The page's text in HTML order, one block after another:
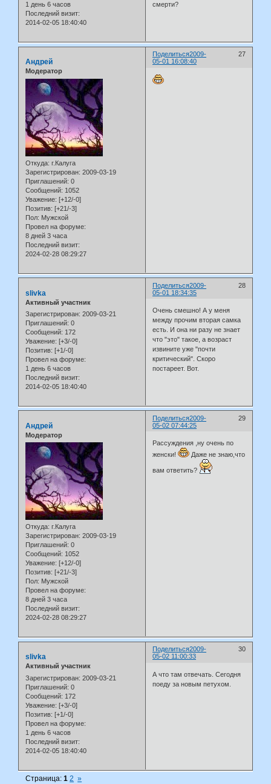
1 день 6 часов
Последний визит:
2014-02-05 18:40:40
смерти?
Поделиться 27
2009-
05-01 16:08:40
Андрей
Модератор
Откуда: г.Калуга
Зарегистрирован: 2009-03-19
Приглашений: 0
Сообщений: 1052
Уважение: [+12/-0]
Позитив: [+21/-3]
Пол: Мужской
Провел на форуме:
8 дней 3 часа
Последний визит:
2024-02-28 08:29:27
Поделиться 28
2009-
05-01 18:34:35
slivka
Активный участник
Зарегистрирован: 2009-03-21
Приглашений: 0
Сообщений: 172
Уважение: [+3/-0]
Позитив: [+1/-0]
Провел на форуме:
1 день 6 часов
Последний визит:
2014-02-05 18:40:40
Очень смешно! А у меня
между прочим вторая самка
есть. И она ни разу не знает
что "это" такое, а возраст
извините уже "почти
критический". Скоро
постареет. Вот.
Поделиться 29
2009-
05-02 07:44:25
Андрей
Модератор
Откуда: г.Калуга
Зарегистрирован: 2009-03-19
Приглашений: 0
Сообщений: 1052
Уважение: [+12/-0]
Позитив: [+21/-3]
Пол: Мужской
Провел на форуме:
8 дней 3 часа
Последний визит:
2024-02-28 08:29:27
Рассуждения ,ну очень по
женски!
Даже не знаю,что
вам ответить?
Поделиться 30
2009-
05-02 11:00:33
slivka
Активный участник
Зарегистрирован: 2009-03-21
Приглашений: 0
Сообщений: 172
Уважение: [+3/-0]
Позитив: [+1/-0]
Провел на форуме:
1 день 6 часов
Последний визит:
2014-02-05 18:40:40
А что там отвечать. Сегодня
поеду за новым петухом.
Страница:1 2 »